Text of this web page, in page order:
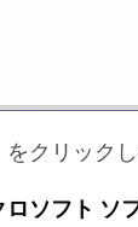
をクリックし
ロソフト ソ